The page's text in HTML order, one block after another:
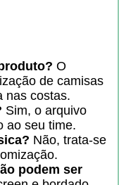
O
de camisas
nas costas.
Sim, o arquivo
ao seu time.
Não, trata-se
podem ser